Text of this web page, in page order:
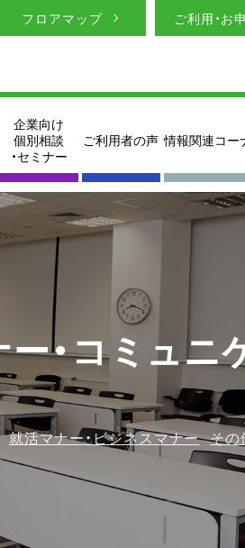
フロアマップ ご利用・お
企業向け
個別相談
・セミナー
ご利用者の声 情報関連コー
・コミュニ
就活マナー・ビジネスマナー その